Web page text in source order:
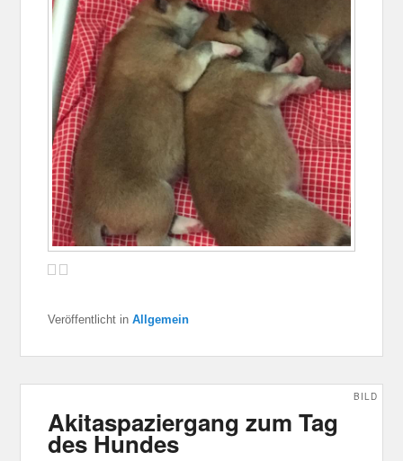
Veröffentlicht in Allgemein
Akitaspaziergang zum Tag
des Hundes
BILD